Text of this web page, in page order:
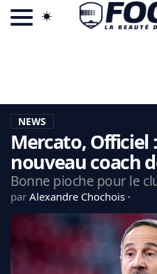
LA CHARTE
VIE PRIVÉE
CGU
CONTACTEZ-NOUS
MERCATO
EDF
NEWS
Mercato, Officiel
nouveau coach
Bonne pioche pour le
par Alexandre Chochois